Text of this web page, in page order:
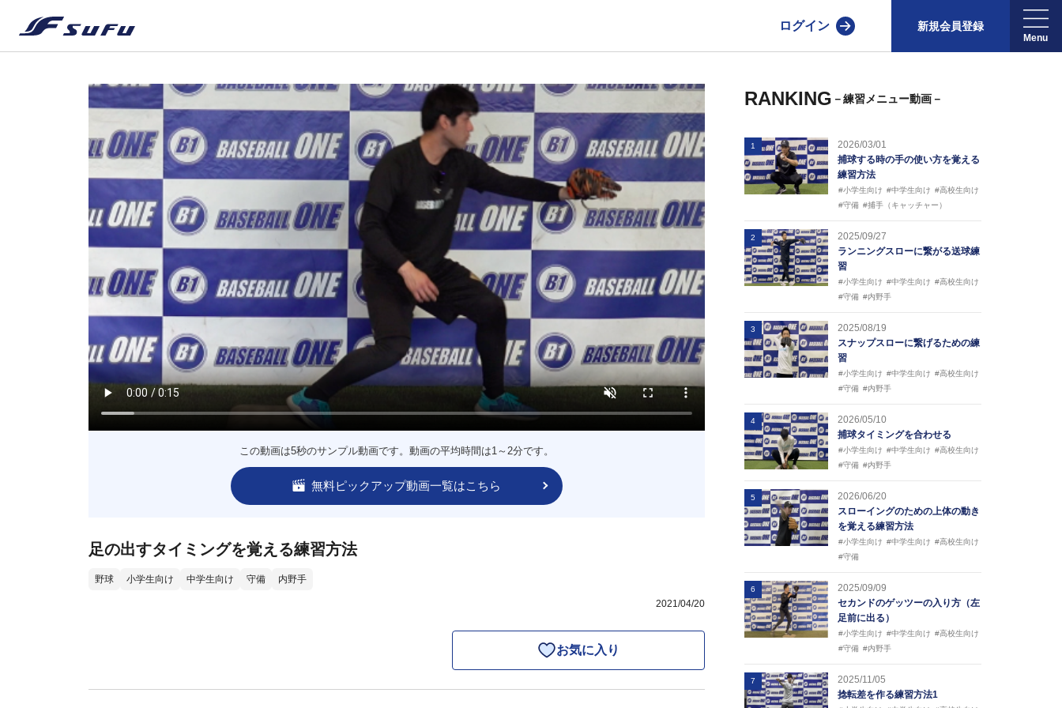
ログイン 新規会員登録
この動画は5秒のサンプル動画です。動画の平均時間は1～2分です。
無料ピックアップ動画一覧はこちら
足の出すタイミングを覚える練習方法
野球 小学生向け 中学生向け 守備 内野手
2021/04/20
お気に入り
RANKING －練習メニュー動画－
1
2026/03/01
捕球する時の手の使い方を覚える
練習方法
#小学生向け #中学生向け #高校生向け
#守備 #捕手（キャッチャー）
2
2025/09/27
ランニングスローに繋がる送球練
習
#小学生向け #中学生向け #高校生向け
#守備 #内野手
3
2025/08/19
スナップスローに繋げるための練
習
#小学生向け #中学生向け #高校生向け
#守備 #内野手
4
2026/05/10
捕球タイミングを合わせる
#小学生向け #中学生向け #高校生向け
#守備 #内野手
5
2026/06/20
スローイングのための上体の動き
を覚える練習方法
#小学生向け #中学生向け #高校生向け
#守備
6
2025/09/09
セカンドのゲッツーの入り方（左
足前に出る）
#小学生向け #中学生向け #高校生向け
#守備 #内野手
7
2025/11/05
捻転差を作る練習方法1